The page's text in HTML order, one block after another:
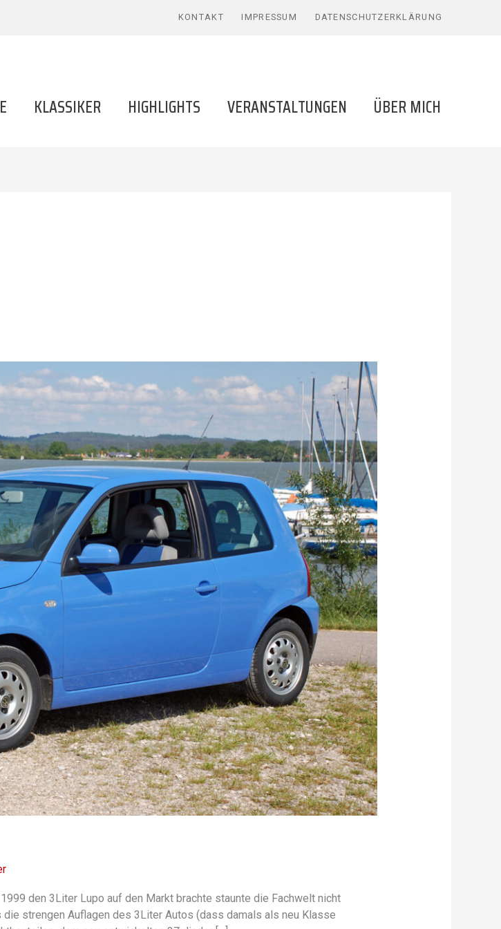
KONTAKT IMPRESSUM DATENSCHUTZERKLÄRUNG
KLASSIKER HIGHLIGHTS VERANSTALTUNGEN ÜBER MICH
den 3Liter Lupo auf den Markt brachte staunte die Fachwelt nicht
strengen Auflagen des 3Liter Autos (dass damals als neu Klasse